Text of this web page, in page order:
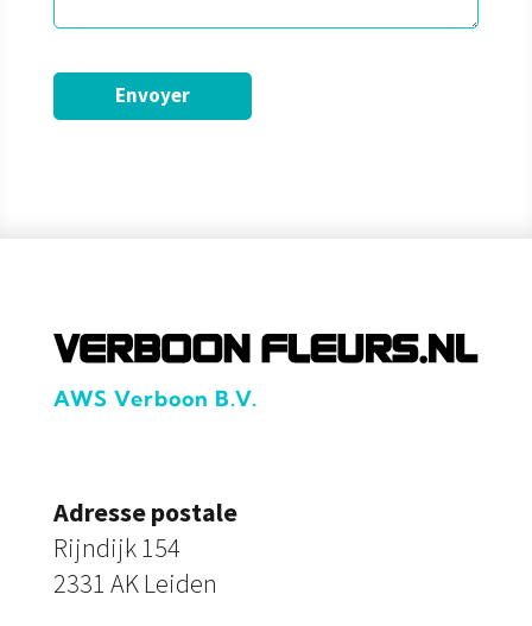
AWS Verboon B.V.
Adresse postale
Rijndijk 154
2331 AK Leiden